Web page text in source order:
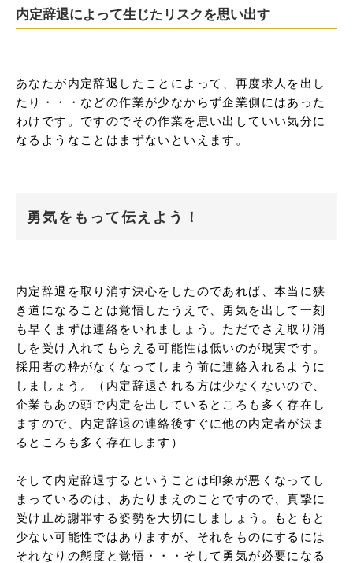
内定辞退によって生じたリスクを思い出す
あなたが内定辞退したことによって、再度求人を出し
たり・・・などの作業が少なからず企業側にはあった
わけです。ですのでその作業を思い出していい気分に
なるようなことはまずないといえます。
勇気をもって伝えよう！
内定辞退を取り消す決心をしたのであれば、本当に狭
き道になることは覚悟したうえで、勇気を出して一刻
も早くまずは連絡をいれましょう。ただでさえ取り消
しを受け入れてもらえる可能性は低いのが現実です。
採用者の枠がなくなってしまう前に連絡入れるように
しましょう。（内定辞退される方は少なくないので、
企業もあの頭で内定を出しているところも多く存在し
ますので、内定辞退の連絡後すぐに他の内定者が決ま
るところも多く存在します）
そして内定辞退するということは印象が悪くなってし
まっているのは、あたりまえのことですので、真摯に
受け止め謝罪する姿勢を大切にしましょう。もともと
少ない可能性ではありますが、それをものにするには
それなりの態度と覚悟・・・そして勇気が必要になる